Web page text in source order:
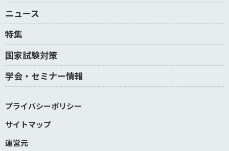
ニュース
特集
国家試験対策
学会・セミナー情報
プライバシーポリシー
サイトマップ
運営元